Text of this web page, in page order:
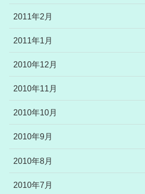
2011年2月
2011年1月
2010年12月
2010年11月
2010年10月
2010年9月
2010年8月
2010年7月